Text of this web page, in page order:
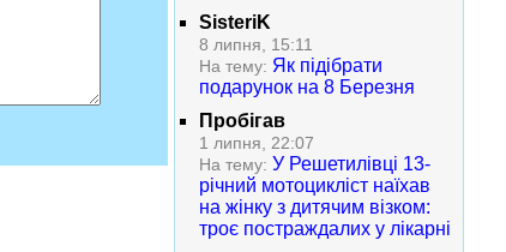
SisteriK
8 липня, 15:11
На тему: Як підібрати
подарунок на 8 Березня
Пробігав
1 липня, 22:07
На тему: У Решетилівці 13-
річний мотоцикліст наїхав
на жінку з дитячим візком:
троє постраждалих у лікарні